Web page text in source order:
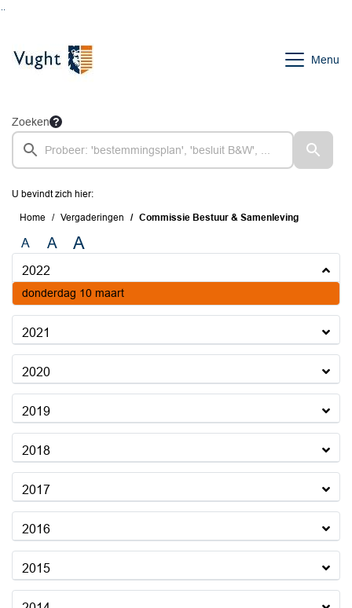
Menu
Zoeken
U bevindt zich hier:
Home Vergaderingen Commissie Bestuur & Samenleving
A A A
2022
donderdag 10 maart2022
2021
2020
2019
2018
2017
2016
2015